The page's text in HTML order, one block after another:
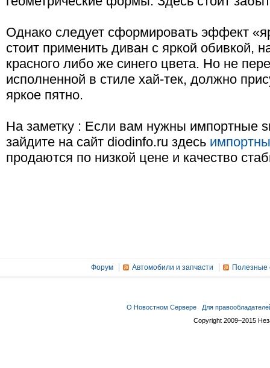
Однако следует сформировать эффект
стоит применить диван с яркой обивкой,
красного либо же синего цвета. Но не
исполненной в стиле хай-тек, должно
яркое пятно.
На заметку : Если вам нужны импортные
зайдите на сайт diodinfo.ru здесь
продаются по низкой цене и качество
Форум Автомобили и запчасти Полезные
О Новостном Сервере
Для
Copyright 2009–2015